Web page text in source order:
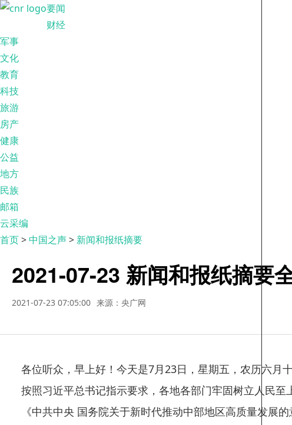
要闻
财经
军事
文化
教育
科技
旅游
房产
健康
公益
地方
民族
邮箱
云采编
首页>中国之声> 新闻和报纸摘要
2021-07-23 新闻和报纸摘要
2021-07-23 07:05:00 来源：央广网
各位听众，早上好！今天是7月23日，星期五，农历六月
按照习近平总书记指示要求，各地各部门牢固树立人民至
《中共中央 国务院关于新时代推动中部地区高质量发展的